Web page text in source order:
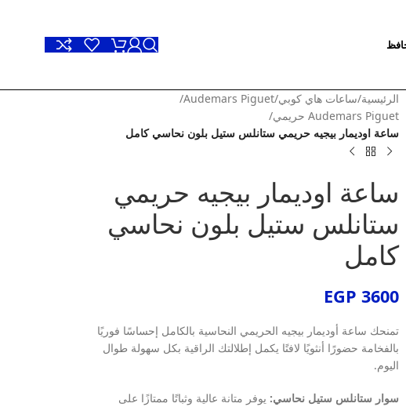
الرئيسية/ساعات هاي كوبي/
Audemars Piguet
/
Audemars Piguet حريمي
/
ساعة اوديمار بيجيه حريمي ستانلس ستيل بلون نحاسي كامل
ساعة اوديمار بيجيه حريمي
ستانلس ستيل بلون نحاسي
كامل
EGP 3600
تمنحك ساعة أوديمار بيجيه الحريمي النحاسية بالكامل إحساسًا فوريًا
بالفخامة حضورًا أنثويًا لافتًا يكمل إطلالتك الراقية بكل سهولة طوال
اليوم.
سوار ستانلس ستيل نحاسي: يوفر متانة عالية وثباتًا ممتازًا على